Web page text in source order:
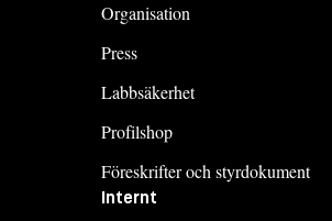
Organisation
Press
Labbsäkerhet
Profilshop
Föreskrifter och styrdokument
Internt